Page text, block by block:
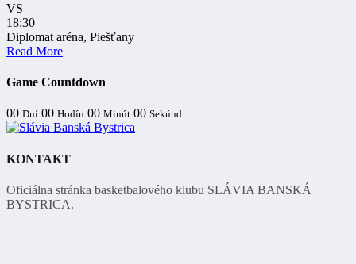
VS
18:30
Diplomat aréna, Piešťany
Read More
Game Countdown
00 Dní 00 Hodín 00 Minút 00 Sekúnd
KONTAKT
Oficiálna stránka basketbalového klubu SLÁVIA BANSKÁ
BYSTRICA.